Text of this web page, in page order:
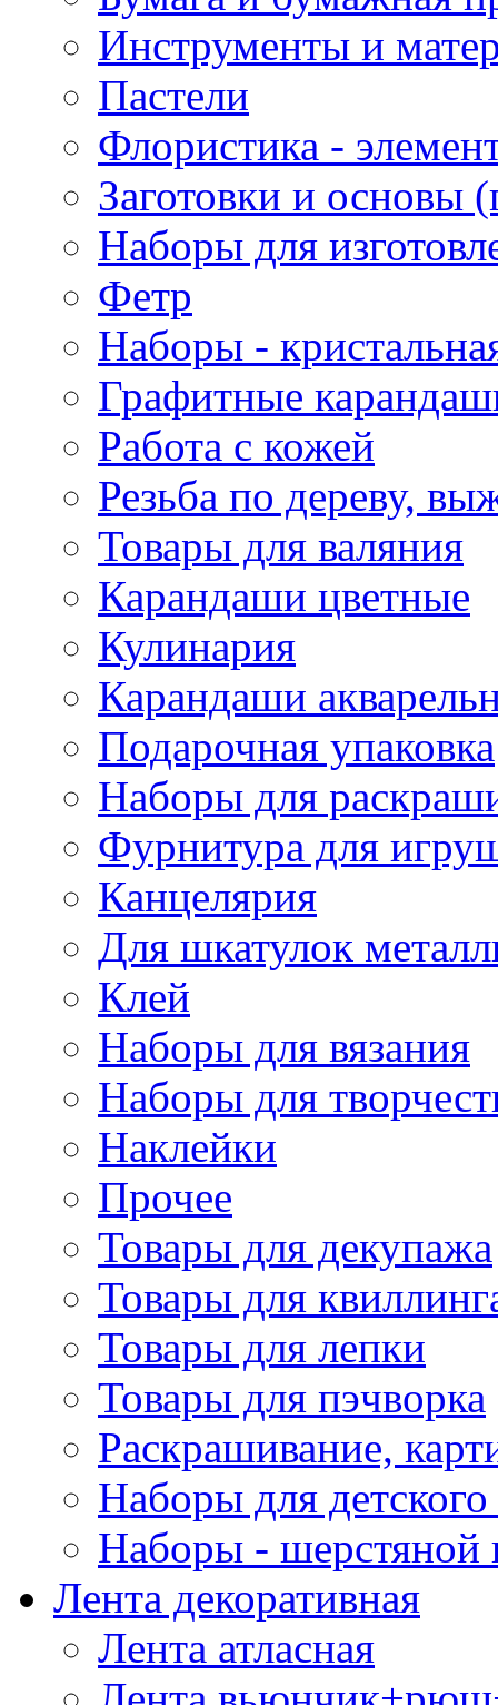
Инструменты и
Пастели
Флористика -
Заготовки и основы
Наборы для
Фетр
Наборы -
Графитные
Работа с кожей
Резьба по дереву,
Товары для валяния
Карандаши цветные
Кулинария
Карандаши
Подарочная упаковка
Наборы для
Фурнитура для
Канцелярия
Для шкатулок
Клей
Наборы для вязания
Наборы для
Наклейки
Прочее
Товары для декупажа
Товары для
Товары для лепки
Товары для пэчворка
Раскрашивание,
Наборы для
Наборы - шерстяной
Лента декоративная
Лента атласная